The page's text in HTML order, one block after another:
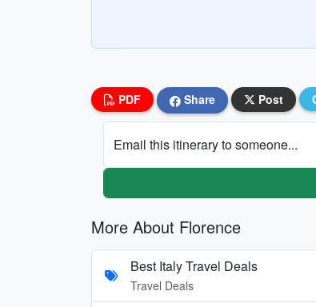
PDF Share Post
Email this itinerary to someone...
More About Florence
Best Italy Travel Deals
Travel Deals